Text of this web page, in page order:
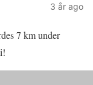
3 år ago
7 km under